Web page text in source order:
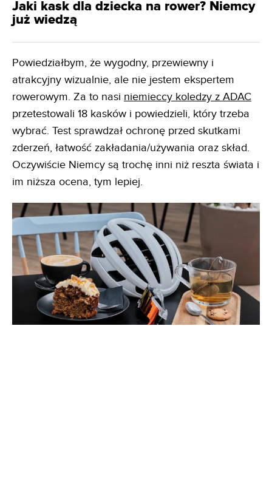
Jaki kask dla dziecka na rower? Niemcy
już wiedzą
Powiedziałbym, że wygodny, przewiewny i
atrakcyjny wizualnie, ale nie jestem ekspertem
rowerowym. Za to nasi niemieccy koledzy z ADAC
przetestowali 18 kasków i powiedzieli, który trzeba
wybrać. Test sprawdzał ochronę przed skutkami
zderzeń, łatwość zakładania/używania oraz skład.
Oczywiście Niemcy są trochę inni niż reszta świata i
im niższa ocena, tym lepiej.